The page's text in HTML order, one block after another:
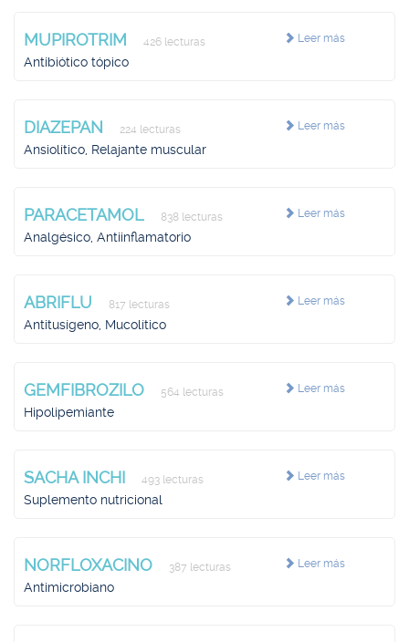
Leer más
MUPIROTRIM 426 lecturas
Antibiótico tópico
Leer más
DIAZEPAN 224 lecturas
Ansiolítico, Relajante muscular
Leer más
PARACETAMOL 838 lecturas
Analgésico, Antiinflamatorio
Leer más
ABRIFLU 817 lecturas
Antitusígeno, Mucolítico
Leer más
GEMFIBROZILO 564 lecturas
Hipolipemiante
Leer más
SACHA INCHI 493 lecturas
Suplemento nutricional
Leer más
NORFLOXACINO 387 lecturas
Antimicrobiano